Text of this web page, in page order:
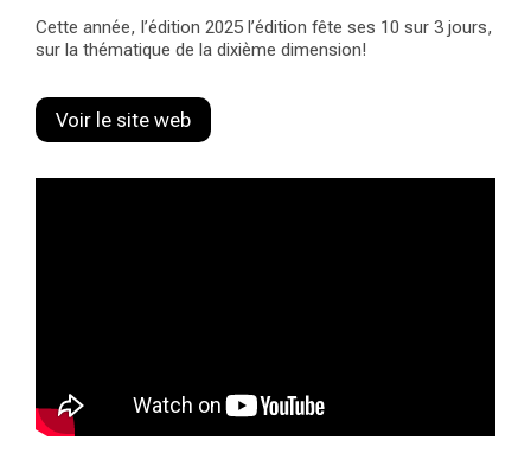
Cette année, l’édition 2025 l’édition fête ses 10 sur 3 jours,
sur la thématique de la dixième dimension!
Voir le site web